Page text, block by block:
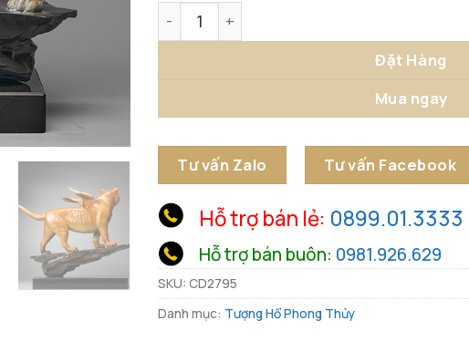
Hổ Phi Thiên Trấn Trạch số lượng
Đặt Hàng
Mua ngay
Tư vấn Zalo Tư vấn Facebook
Hỗ trợ bán lẻ: 0899.01.3333
Hỗ trợ bán buôn: 0981.926.629
SKU: CD2795
Danh mục: Tượng Hổ Phong Thủy